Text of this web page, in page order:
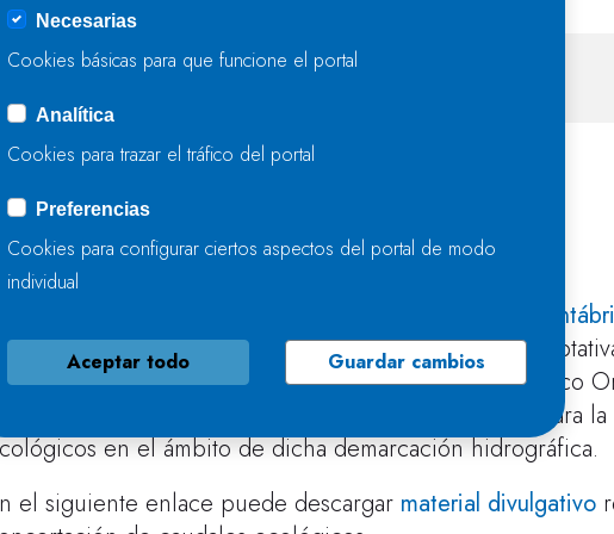
Informe de seguimiento
Resolución de la Confederación Hidrográfica del
se aprobaron los Planes de Implantación y Gestión
ecológicos en la Demarcación Hidrográfica del Cantábrico
Estado y se dio por concluido el Programa específico para
en el ámbito de dicha demarcación hidrográfica.
el siguiente enlace puede descargar material divulgativo
Necesarias
Cookies básicas para que funcione el portal
Analítica
Cookies para trazar el tráfico del portal
Preferencias
Cookies para configurar ciertos aspectos del portal de modo
individual
Aceptar todo Guardar cambios